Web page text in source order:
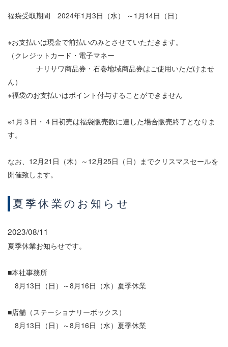
福袋受取期間 2024年1月3日（水） ～1月14日（日）
※お支払いは現金で前払いのみとさせていただきます。
（クレジットカード・電子マネー
ナリサワ商品券・石巻地域商品券はご使用いただけませ
ん）
※福袋のお支払いはポイント付与することができません
※1月３日・４日初売は福袋販売数に達した場合販売終了となりま
す。
なお、12月21日（木）～12月25日（日）までクリスマスセールを
開催致します。
夏季休業のお知らせ
2023/08/11
夏季休業お知らせです。
■本社事務所
8月13日（日）～8月16日（水）夏季休業
■店舗（ステーショナリーボックス）
8月13日（日）～8月16日（水）夏季休業